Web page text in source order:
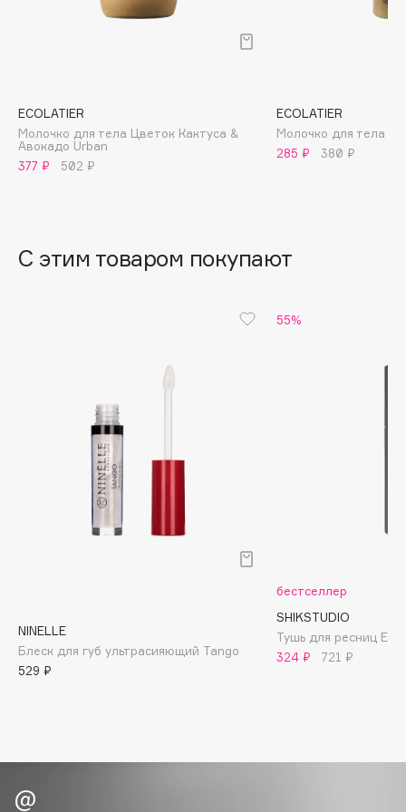
Banderas
Basicare
Beautyblades
НОВИНКА
Boadicea The Victorious
Brunello Cucinelli
Bvlgari
ECOLATIER
Молочко для тела Цветок Кактуса &
Авокадо Urban
377 ₽
502 ₽
ECOLATIER
Молочко для тела
285 ₽
380 ₽
С этим товаром покупают
NINELLE
Блеск для губ ультрасияющий Tango
529 ₽
55%
бестселлер
SHIKSTUDIO
Тушь для ресниц
324 ₽
721 ₽